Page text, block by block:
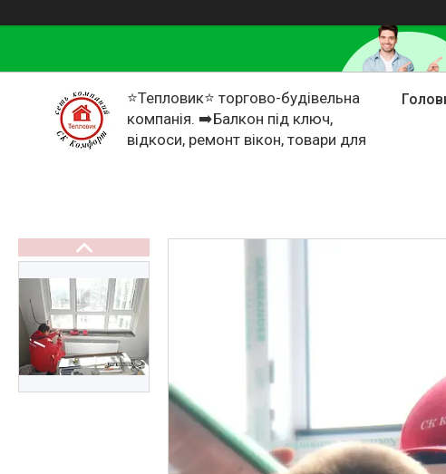
⭐Тепловик⭐ торгово-будівельна
компанія. ➡️Балкон під ключ,
відкоси, ремонт вікон, товари для